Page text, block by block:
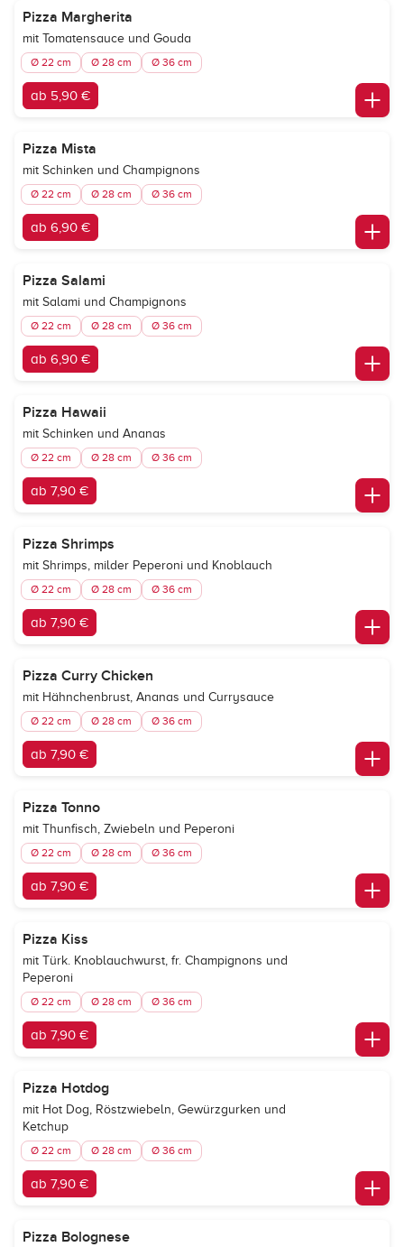
Pizza Margherita
mit Tomatensauce und Gouda
Ø 22 cm Ø 28 cm Ø 36 cm
ab 5,90 €
Pizza Mista
mit Schinken und Champignons
Ø 22 cm Ø 28 cm Ø 36 cm
ab 6,90 €
Pizza Salami
mit Salami und Champignons
Ø 22 cm Ø 28 cm Ø 36 cm
ab 6,90 €
Pizza Hawaii
mit Schinken und Ananas
Ø 22 cm Ø 28 cm Ø 36 cm
ab 7,90 €
Pizza Shrimps
mit Shrimps, milder Peperoni und Knoblauch
Ø 22 cm Ø 28 cm Ø 36 cm
ab 7,90 €
Pizza Curry Chicken
mit Hähnchenbrust, Ananas und Currysauce
Ø 22 cm Ø 28 cm Ø 36 cm
ab 7,90 €
Pizza Tonno
mit Thunfisch, Zwiebeln und Peperoni
Ø 22 cm Ø 28 cm Ø 36 cm
ab 7,90 €
Pizza Kiss
mit Türk. Knoblauchwurst, fr. Champignons und
Peperoni
Ø 22 cm Ø 28 cm Ø 36 cm
ab 7,90 €
Pizza Hotdog
mit Hot Dog, Röstzwiebeln, Gewürzgurken und
Ketchup
Ø 22 cm Ø 28 cm Ø 36 cm
ab 7,90 €
Pizza Bolognese